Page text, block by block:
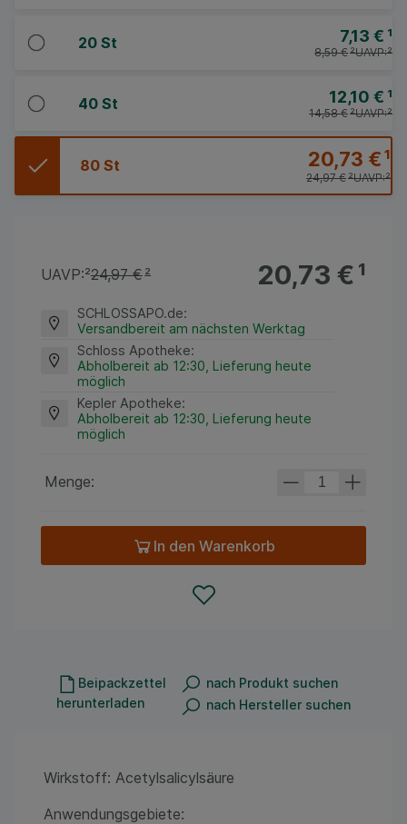
20 St 7,13 € ¹
UAVP:²
8,59 €²
40 St 12,10 € ¹
UAVP:²
14,58 €²
80 St 20,73 €¹
UAVP:²
24,97 €²
20,73 €¹
UAVP:²24,97 €²
SCHLOSSAPO.de:
Versandbereit am nächsten Werktag
Schloss Apotheke:
Abholbereit ab 12:30, Lieferung heute
möglich
Kepler Apotheke:
Abholbereit ab 12:30, Lieferung heute
möglich
Menge:
In den Warenkorb
Beipackzettel
herunterladen
nach Produkt suchen
nach Hersteller suchen
Wirkstoff: Acetylsalicylsäure
Anwendungsgebiete: